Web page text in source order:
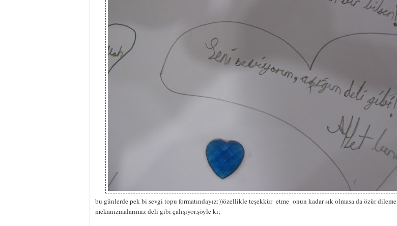
bu günlerde pek bi sevgi topu formatındayız:))özellikle teşekkür etme onun kadar sık olmasa da özür dileme
mekanizmalarımız deli gibi çalışıyor.şöyle ki;